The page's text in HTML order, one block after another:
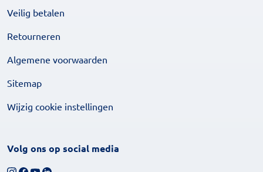
Veilig betalen
Retourneren
Algemene voorwaarden
Sitemap
Wijzig cookie instellingen
Volg ons op social media